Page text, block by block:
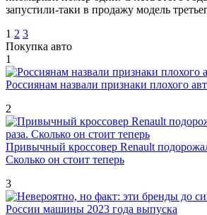
запустили-таки в продажу модель
Пагинация
записей
1 2 3
Покупка авто
1
Россиянам назвали признаки плохого
2
Привычный кроссовер Renault
Сколько он стоит теперь
3